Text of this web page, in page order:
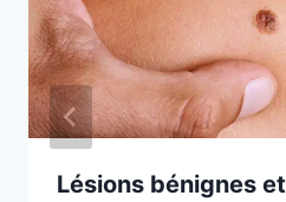
Lésions bénignes